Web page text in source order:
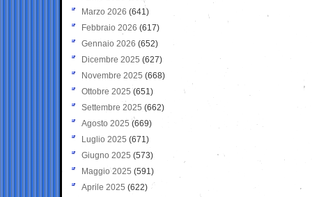
Marzo 2026 (641)
Febbraio 2026 (617)
Gennaio 2026 (652)
Dicembre 2025 (627)
Novembre 2025 (668)
Ottobre 2025 (651)
Settembre 2025 (662)
Agosto 2025 (669)
Luglio 2025 (671)
Giugno 2025 (573)
Maggio 2025 (591)
Aprile 2025 (622)